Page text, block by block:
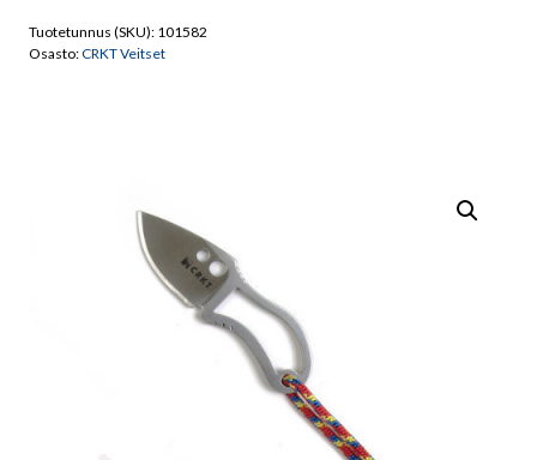
Mk5
Tuotetunnus (SKU): 101582
Osasto:CRKT Veitset